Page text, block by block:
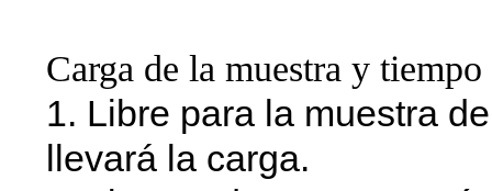
Carga de la muestra y tiempo
1. Libre para la muestra
llevará la carga.